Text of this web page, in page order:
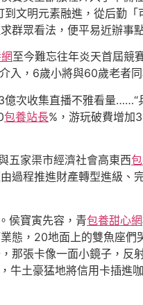
到文明元素融進，從后勤
群眾看法，便平易近辦事
至今難忘往年炎天首屆競
入，6歲小將與60歲老者
次收集直播不雅看量
包養站長%，游玩破費增加
五家渠市經濟社會高東西
過程推進財產轉型進級
侯寶寅先容，青包養甜心網
態，20地面上的雙魚座
那張卡像一面小鏡子，反
牛土豪猛地將信用卡插進